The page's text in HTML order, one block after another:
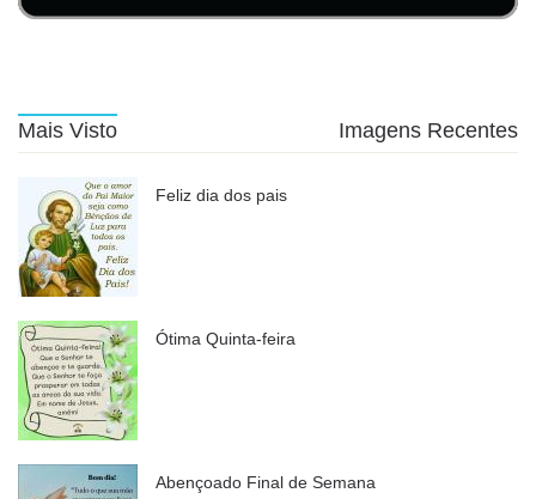
Mais Visto Imagens Recentes
Feliz dia dos pais
Ótima Quinta-feira
Abençoado Final de Semana